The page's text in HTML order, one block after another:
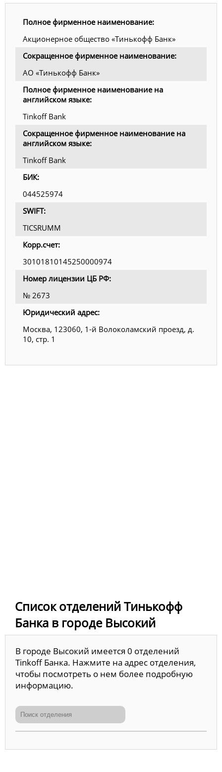
Полное фирменное наименование:
Акционерное общество «Тинькофф Банк»
Сокращенное фирменное наименование:
АО «Тинькофф Банк»
Полное фирменное наименование на
английском языке:
Tinkoff Bank
Сокращенное фирменное наименование на
английском языке:
Tinkoff Bank
БИК:
044525974
SWIFT:
TICSRUMM
Корр.счет:
30101810145250000974
Номер лицензии ЦБ РФ:
№ 2673
Юридический адрес:
Москва, 123060, 1-й Волоколамский проезд, д.
10, стр. 1
Список отделений Тинькофф
Банка в городе Высокий
В городе Высокий имеется 0 отделений
Tinkoff Банка. Нажмите на адрес отделения,
чтобы посмотреть о нем более подробную
информацию.